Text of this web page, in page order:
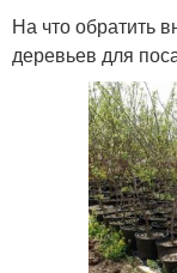
На что обратить
деревьев для